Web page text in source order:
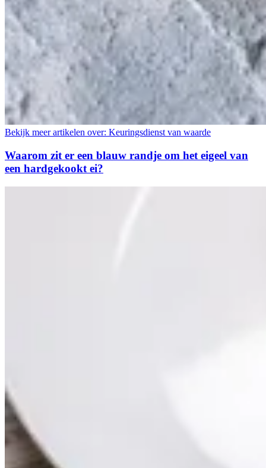
Bekijk meer artikelen over: Keuringsdienst van waarde
Waarom zit er een blauw randje om het eigeel van
een hardgekookt ei?